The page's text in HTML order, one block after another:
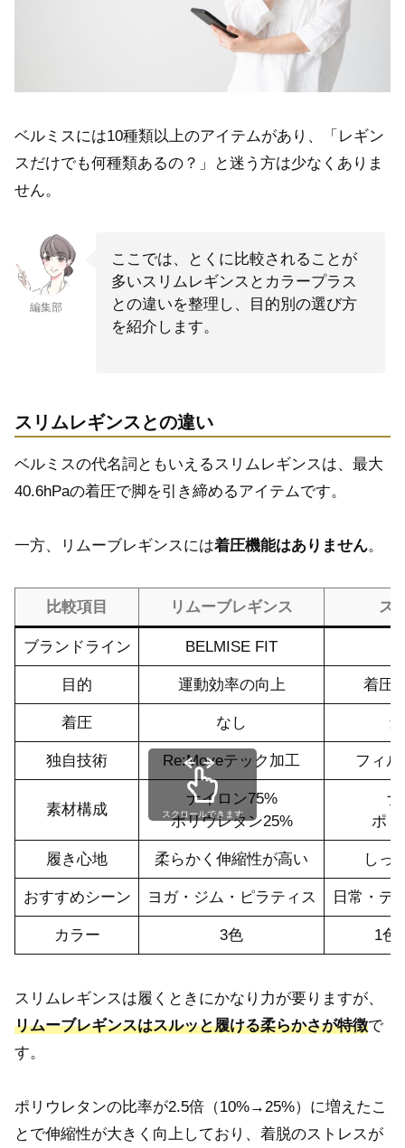
ベルミスには10種類以上のアイテムがあり、「レギン
スだけでも何種類あるの？」と迷う方は少なくありま
せん。
編集部
ここでは、とくに比較されることが
多いスリムレギンスとカラープラス
との違いを整理し、目的別の選び方
を紹介します。
スリムレギンスとの違い
ベルミスの代名詞ともいえるスリムレギンスは、最大
40.6hPaの着圧で脚を引き締めるアイテムです。
一方、リムーブレギンスには着圧機能はありません。
比較項目 リムーブレギンス ス
ブランドライン BELMISE FIT
目的 運動効率の向上 着圧
着圧 なし
独自技術 Re:Moveテック加工 フィ
素材構成
ナイロン75%
ポリウレタン25%
ナ
ポ
履き心地 柔らかく伸縮性が高い しっ
おすすめシーン ヨガ・ジム・ピラティス 日常・デ
カラー 3色 1色
スクロールできます
スリムレギンスは履くときにかなり力が要りますが、
リムーブレギンスはスルッと履ける柔らかさが特徴で
す。
ポリウレタンの比率が2.5倍（10%→25%）に増えたこ
とで伸縮性が大きく向上しており、着脱のストレスが